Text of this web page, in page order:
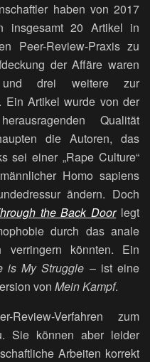
haben von 2017
insgesamt 20 Artikel in
Peer-Review-Praxis zu
der Affäre waren
und drei weitere zur
Ein Artikel wurde von der
Qualität
die Autoren, das
sei einer „Rape Culture“
Homo sapiens
ändern. Doch
the Back Doorlegt
durch das anale
verringern könnten. Ein
is My Struggle – ist eine
von Mein Kampf.
Review-Verfahren zum
Sie können aber leider
Arbeiten korrekt